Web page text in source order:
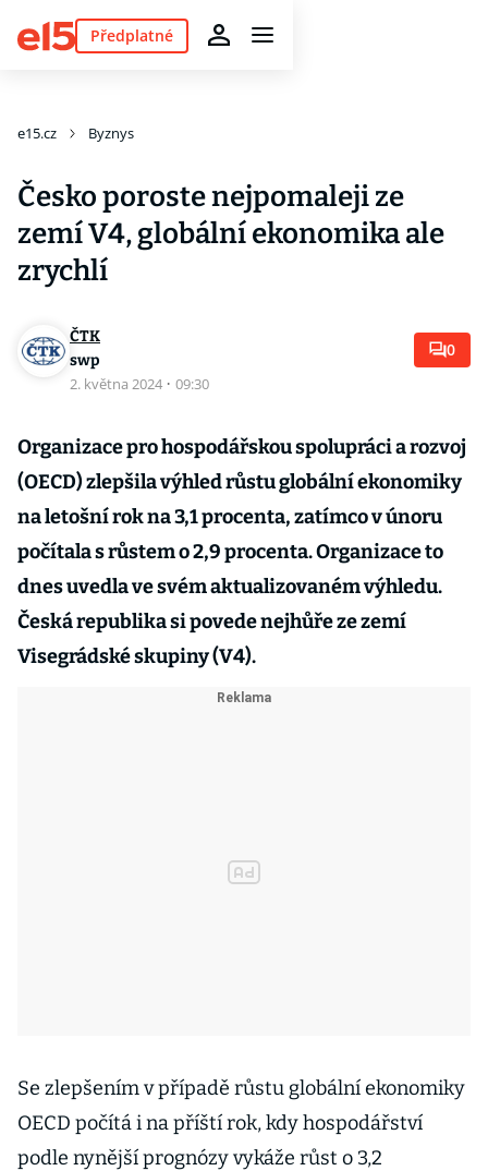
Předplatné
e15.cz Byznys
Česko poroste nejpomaleji ze
zemí V4, globální ekonomika ale
zrychlí
ČTK
swp
2. května 2024 · 09:30
0
Organizace pro hospodářskou spolupráci a rozvoj
(OECD) zlepšila výhled růstu globální ekonomiky
na letošní rok na 3,1 procenta, zatímco v únoru
počítala s růstem o 2,9 procenta. Organizace to
dnes uvedla ve svém aktualizovaném výhledu.
Česká republika si povede nejhůře ze zemí
Visegrádské skupiny (V4).
Se zlepšením v případě růstu globální ekonomiky
OECD počítá i na příští rok, kdy hospodářství
podle nynější prognózy vykáže růst o 3,2